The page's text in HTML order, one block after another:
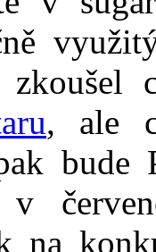
zkoušel
, ale
bude
v
na